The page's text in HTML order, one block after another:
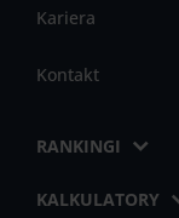
Kariera
Kontakt
RANKINGI
KALKULATORY